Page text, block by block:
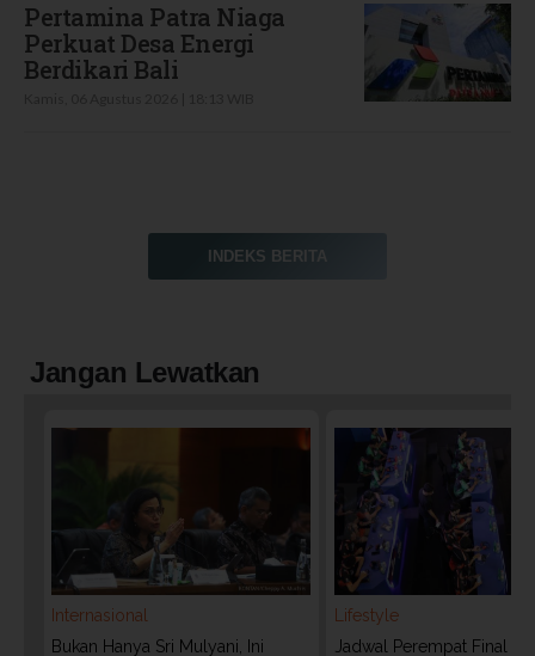
Pertamina Patra Niaga
Perkuat Desa Energi
Berdikari Bali
INDEKS BERITA
Jangan Lewatkan
Internasional
Bukan Hanya Sri Mulyani, Ini
Lifestyle
Jadwal Perempat Final